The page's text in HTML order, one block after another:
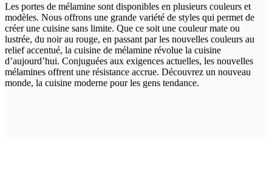
Les portes de mélamine sont disponibles en plusieurs couleurs et
modèles. Nous offrons une grande variété de styles qui permet de
créer une cuisine sans limite. Que ce soit une couleur mate ou
lustrée, du noir au rouge, en passant par les nouvelles couleurs au
relief accentué, la cuisine de mélamine révolue la cuisine
d’aujourd’hui. Conjuguées aux exigences actuelles, les nouvelles
mélamines offrent une résistance accrue. Découvrez un nouveau
monde, la cuisine moderne pour les gens tendance.